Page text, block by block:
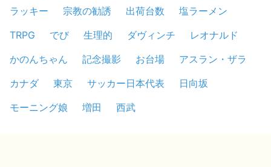
ラッキー
宗教の勧誘 出荷台数
塩ラーメン
TRPG
でび 生理的 ダヴィンチ
レオナルド
かのんちゃん
記念撮影 お台場
アスラン・ザラ
カナダ
東京 サッカー日本代表
日向坂
モーニング娘
増田 西武